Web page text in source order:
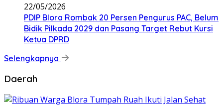
22/05/2026
PDIP Blora Rombak 20 Persen Pengurus PAC, Belum
Bidik Pilkada 2029 dan Pasang Target Rebut Kursi
Ketua DPRD
Selengkapnya
Daerah